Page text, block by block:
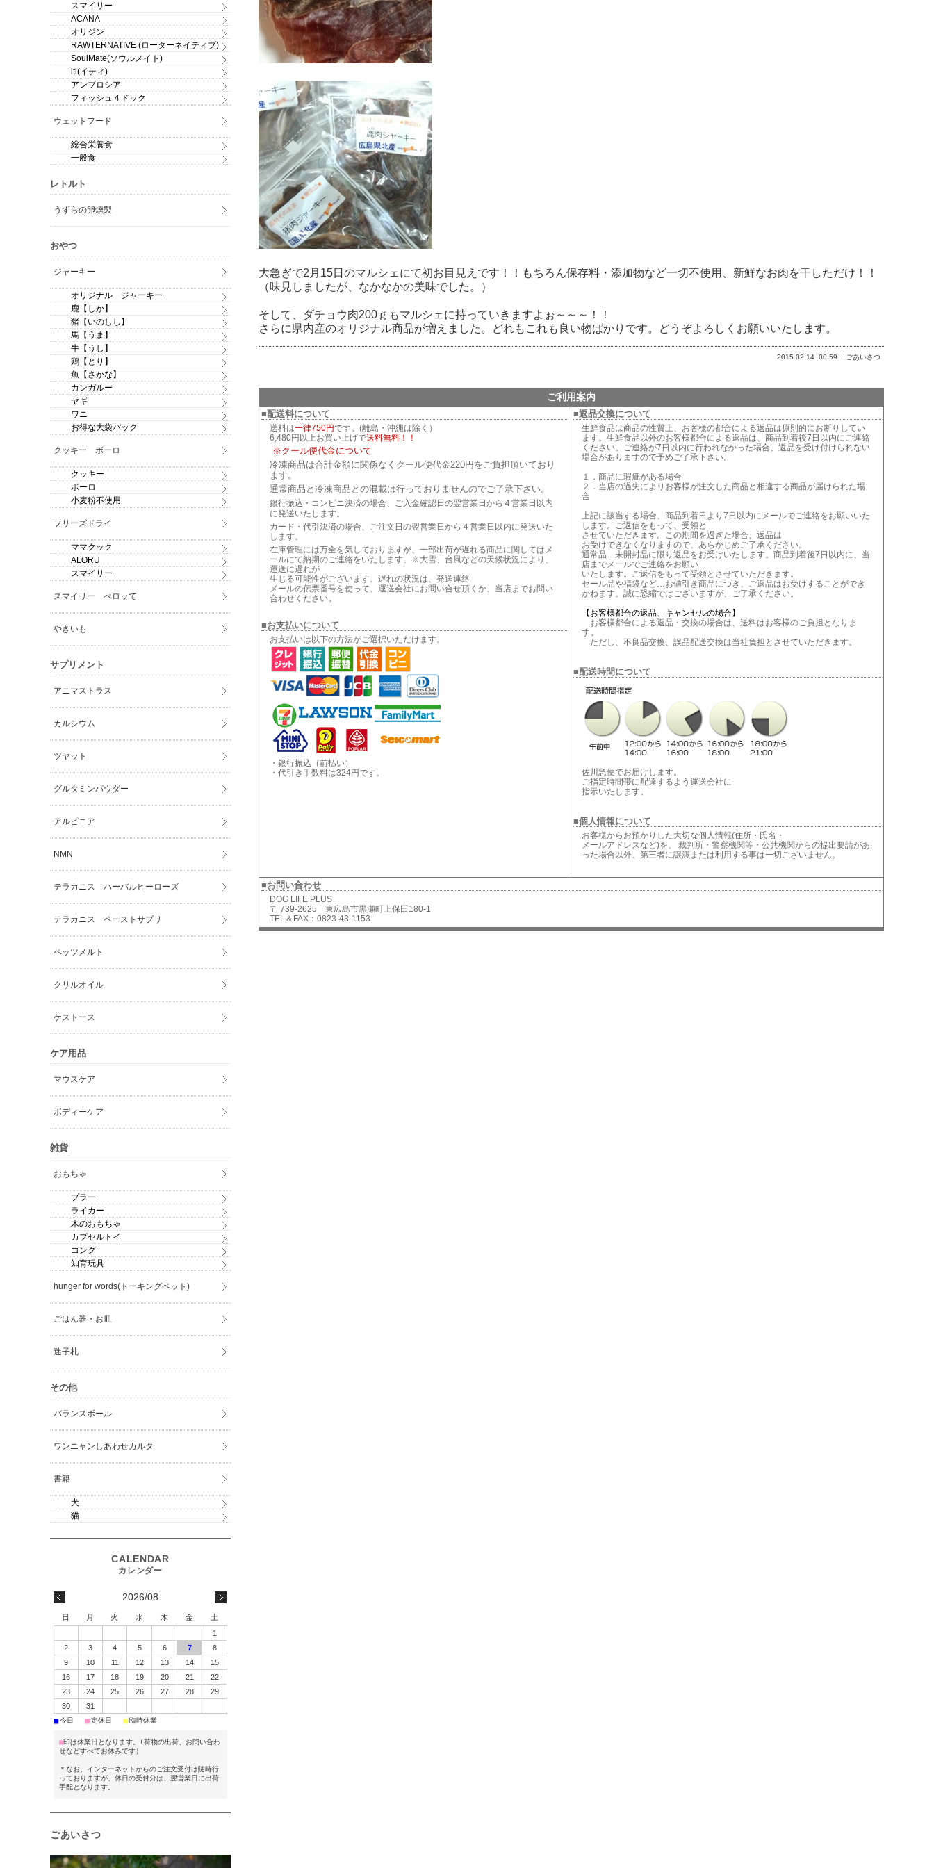
大急ぎで2月15日のマルシェにて初お目見えです！！もちろん保存料・添加物など一切不使用、新鮮なお肉を干しただけ！！
（味見しましたが、なかなかの美味でした。）
そして、ダチョウ肉200ｇもマルシェに持っていきますよぉ～～～！！
さらに県内産のオリジナル商品が増えました。どれもこれも良い物ばかりです。どうぞよろしくお願いいたします。
2015.02.14 00:59 ごあいさつ
ご利用案内
■配送料について
送料は一律750円です。(離島・沖縄は除く）
6,480円以上お買い上げで送料無料！！
※クール便代金について
冷凍商品は合計金額に関係なくクール便代金220円をご負担頂いており
ます。
通常商品と冷凍商品との混載は行っておりませんのでご了承下さい。
銀行振込・コンビニ決済の場合、ご入金確認日の翌営業日から４営業日以内
に発送いたします。
カード・代引決済の場合、ご注文日の翌営業日から４営業日以内に発送いた
します。
在庫管理には万全を気しておりますが、一部出荷が遅れる商品に関してはメ
ールにて納期のご連絡をいたします。※大雪、台風などの天候状況により、
運送に遅れが
生じる可能性がございます。遅れの状況は、発送連絡
メールの伝票番号を使って、運送会社にお問い合せ頂くか、当店までお問い
合わせください。
■お支払いについて
お支払いは以下の方法がご選択いただけます。
・銀行振込（前払い）
・代引き手数料は324円です。
■返品交換について
生鮮食品は商品の性質上、お客様の都合による返品は原則的にお断りしてい
ます。生鮮食品以外のお客様都合による返品は、商品到着後7日以内にご連絡
ください。ご連絡が7日以内に行われなかった場合、返品を受け付けられない
場合がありますので予めご了承下さい。
１．商品に瑕疵がある場合
２．当店の過失によりお客様が注文した商品と相違する商品が届けられた場
合
上記に該当する場合、商品到着日より7日以内にメールでご連絡をお願いいた
します。ご返信をもって、受領と
させていただきます。この期間を過ぎた場合、返品は
お受けできなくなりますので、あらかじめご了承ください。
通常品…未開封品に限り返品をお受けいたします。商品到着後7日以内に、当
店までメールでご連絡をお願い
いたします。ご返信をもって受領とさせていただきます。
セール品や福袋など…お値引き商品につき、ご返品はお受けすることができ
かねます。誠に恐縮ではございますが、ご了承ください。
【お客様都合の返品、キャンセルの場合】
お客様都合による返品・交換の場合は、送料はお客様のご負担となりま
す。
ただし、不良品交換、誤品配送交換は当社負担とさせていただきます。
■配送時間について
佐川急便でお届けします。
ご指定時間帯に配達するよう運送会社に
指示いたします。
■個人情報について
お客様からお預かりした大切な個人情報(住所・氏名・
メールアドレスなど)を、 裁判所・警察機関等・公共機関からの提出要請があ
った場合以外、第三者に譲渡または利用する事は一切ございません。
■お問い合わせ
DOG LIFE PLUS
〒 739-2625 東広島市黒瀬町上保田180-1
TEL＆FAX：0823-43-1153
スマイリー
ACANA
オリジン
RAWTERNATIVE (ローターネイティブ)
SoulMate(ソウルメイト)
iti(イティ)
アンブロシア
フィッシュ４ドック
ウェットフード
総合栄養食
一般食
レトルト
うずらの卵燻製
おやつ
ジャーキー
オリジナル ジャーキー
鹿【しか】
猪【いのしし】
馬【うま】
牛【うし】
鶏【とり】
魚【さかな】
カンガルー
ヤギ
ワニ
お得な大袋パック
クッキー ボーロ
クッキー
ボーロ
小麦粉不使用
フリーズドライ
ママクック
ALORU
スマイリー
スマイリー ぺロッて
やきいも
サプリメント
アニマストラス
カルシウム
ツヤット
グルタミンパウダー
アルピニア
NMN
テラカニス ハーバルヒーローズ
テラカニス ペーストサプリ
ペッツメルト
クリルオイル
ケストース
ケア用品
マウスケア
ボディーケア
雑貨
おもちゃ
プラー
ライカー
木のおもちゃ
カプセルトイ
コング
知育玩具
hunger for words(トーキングペット)
ごはん器・お皿
迷子札
その他
バランスボール
ワンニャンしあわせカルタ
書籍
犬
猫
2026/08
日 月 火 水 木 金
土
1
2
3 4 5 6 7
8
9
10 11 12 13 14
15
16
17 18 19 20 21
22
23
24 25 26 27 28
29
30
31
■今日 ■定休日 ■臨時休業
■印は休業日となります。(荷物の出荷、お問い合わ
せなどすべてお休みです）
＊なお、インターネットからのご注文受付は随時行
っておりますが、休日の受付分は、翌営業日に出荷
手配となります。
ごあいさつ